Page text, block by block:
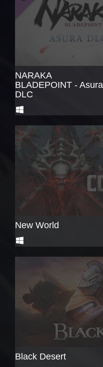
NARAKA
BLADEPOINT - Asura
DLC
New World
Black Desert